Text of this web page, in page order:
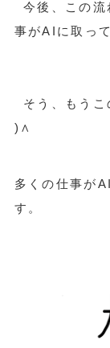
今後、この流
事がAIに取っ
そう、もう
)∧
多くの仕事が
す。